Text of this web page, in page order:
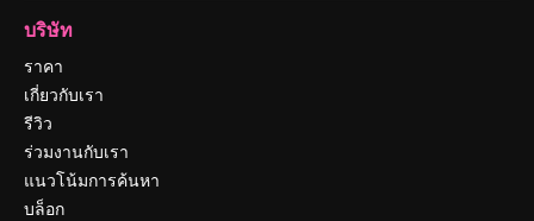
บริษัท
ราคา
เกี่ยวกับเรา
รีวิว
ร่วมงานกับเรา
แนวโน้มการค้นหา
บล็อก